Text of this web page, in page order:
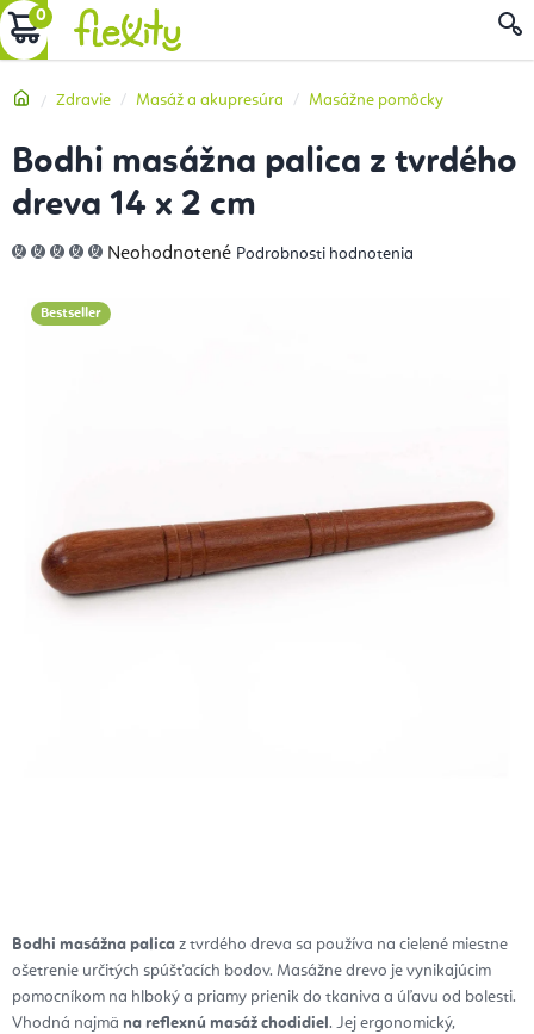
Prejsť
na
NÁKUPNÝ
Domov
Zdravie Masáž a akupresúra Masážne pomôcky
Bodhi masážna palica z tvrdého dreva sa používa na cielené miestne
ošetrenie určitých spúšťacích bodov. Masážne drevo je vynikajúcim
pomocníkom na hlboký a priamy prienik do tkaniva a úľavu od bolesti.
Vhodná najmä na reflexnú masáž chodidiel . Jej ergonomický,
Bodhi masážna palica z tvrdého
dreva 14 x 2 cm
Priemerné
hodnotenie
0,0
z
Neohodnotené Podrobnosti hodnotenia
Bestseller